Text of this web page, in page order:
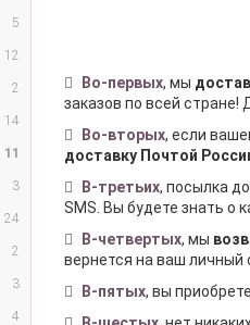
5
12
2
14
11
3
24
2
3
4
Во-первых, мы
заказов по всей
Во-вторых, если
доставку Почтой
В-третьих, посылка
SMS. Вы будете знать о
В-четвертых, мы
вернется на ваш личный
В-пятых, вы